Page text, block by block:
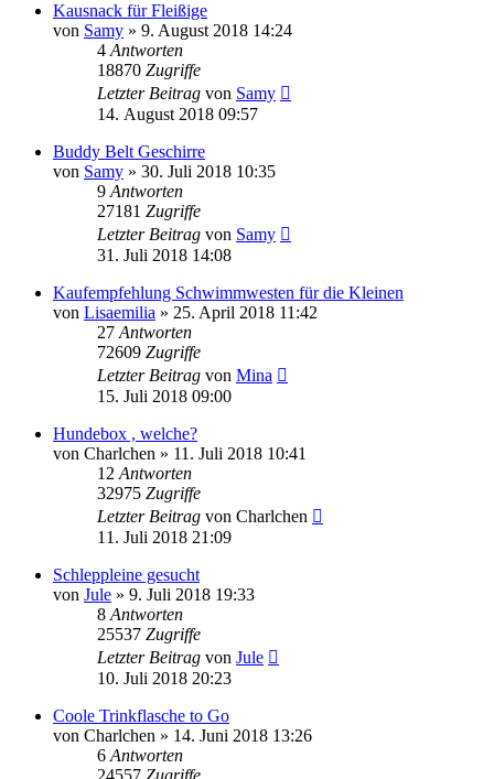
Kausnack für Fleißige
von Samy » 9. August 2018 14:24
4 Antworten
18870 Zugriffe
Letzter Beitrag von Samy
14. August 2018 09:57
Buddy Belt Geschirre
von Samy » 30. Juli 2018 10:35
9 Antworten
27181 Zugriffe
Letzter Beitrag von Samy
31. Juli 2018 14:08
Kaufempfehlung Schwimmwesten für die Kleinen
von Lisaemilia » 25. April 2018 11:42
27 Antworten
72609 Zugriffe
Letzter Beitrag von Mina
15. Juli 2018 09:00
Hundebox , welche?
von Charlchen » 11. Juli 2018 10:41
12 Antworten
32975 Zugriffe
Letzter Beitrag von Charlchen
11. Juli 2018 21:09
Schleppleine gesucht
von Jule » 9. Juli 2018 19:33
8 Antworten
25537 Zugriffe
Letzter Beitrag von Jule
10. Juli 2018 20:23
Coole Trinkflasche to Go
von Charlchen » 14. Juni 2018 13:26
6 Antworten